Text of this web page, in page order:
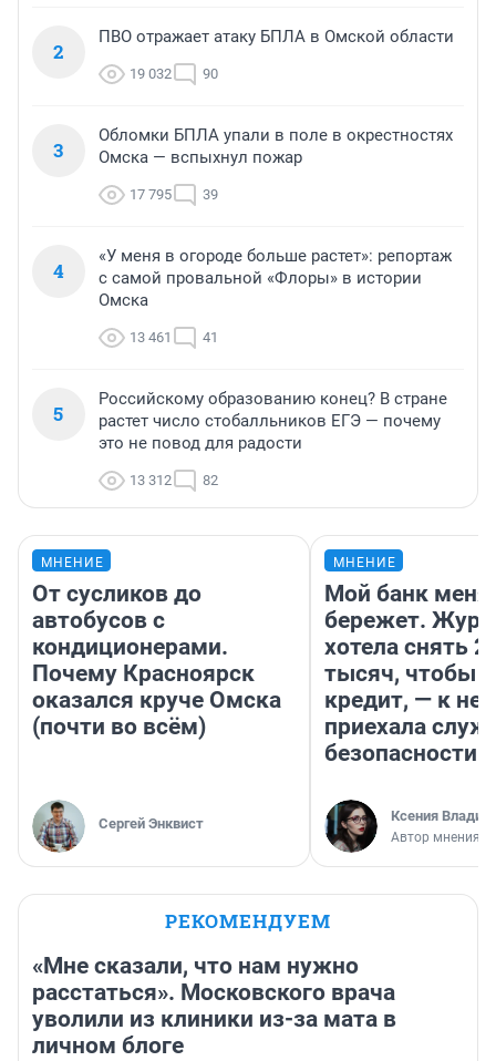
2
ПВО отражает атаку БПЛА в Омской области
19 032 90
3
Обломки БПЛА упали в поле в окрестностях
Омска — вспыхнул пожар
17 795 39
4
«У меня в огороде больше растет»: репортаж
с самой провальной «Флоры» в истории
Омска
13 461 41
5
Российскому образованию конец? В стране
растет число стобалльников ЕГЭ — почему
это не повод для радости
13 312 82
МНЕНИЕ
От сусликов до
автобусов с
кондиционерами.
Почему Красноярск
оказался круче Омска
(почти во всём)
Сергей Энквист
МНЕНИЕ
Мой банк меня
бережет.
хотела снять
тысяч, чтобы
кредит, — к
приехала
безопасности
Ксения
Автор мнения
РЕКОМЕНДУЕМ
«Мне сказали, что нам нужно
расстаться». Московского врача
уволили из клиники из-за мата в
личном блоге